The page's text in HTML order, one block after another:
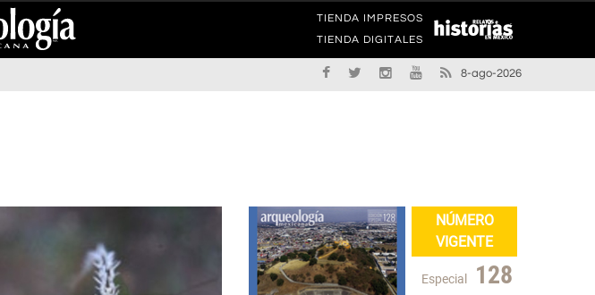
TIENDA IMPRESOS
TIENDA DIGITALES
8-ago-2026
NÚMERO
VIGENTE
Especial 128